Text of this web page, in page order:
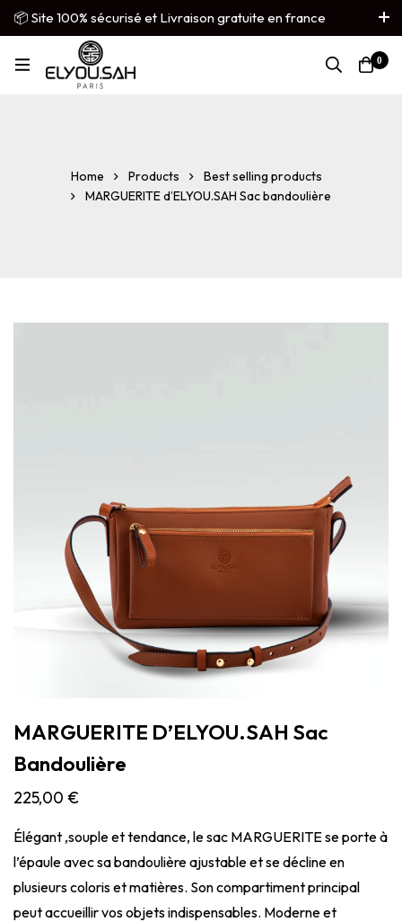
📦 Site 100% sécurisé et Livraison gratuite en france
métropolitaine
French ▼
0
Home Products
Best selling products
MARGUERITE d’ELYOU.SAH Sac bandoulière
MARGUERITE D’ELYOU.SAH Sac
Bandoulière
225,00 €
Élégant ,souple et tendance, le sac MARGUERITE se porte à
l’épaule avec sa bandoulière ajustable et se décline en
plusieurs coloris et matières. Son compartiment principal
peut accueillir vos objets indispensables. Moderne et